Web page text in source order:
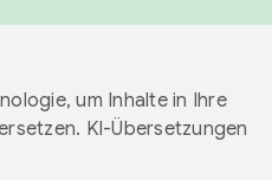
um Inhalte in Ihre
KI-Übersetzungen